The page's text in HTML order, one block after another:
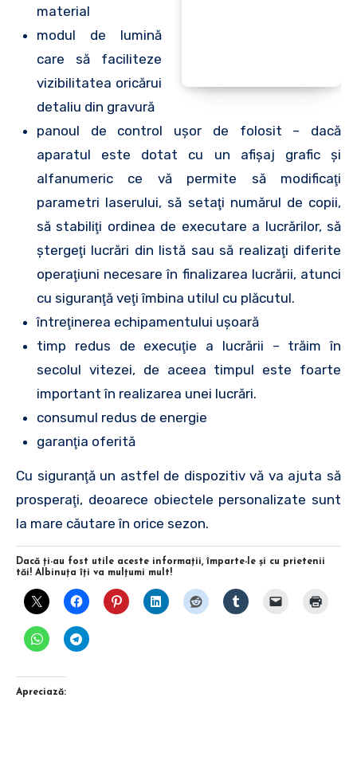
material
modul de lumină
care să faciliteze
vizibilitatea oricărui
detaliu din gravură
panoul de control uşor de folosit – dacă
aparatul este dotat cu un afişaj grafic şi
alfanumeric ce vă permite să modificaţi
parametri laserului, să setaţi numărul de copii,
să stabiliţi ordinea de executare a lucrărilor, să
ştergeţi lucrări din listă sau să realizaţi diferite
operaţiuni necesare în finalizarea lucrării, atunci
cu siguranţă veţi îmbina utilul cu plăcutul.
întreţinerea echipamentului uşoară
timp redus de execuţie a lucrării – trăim în
secolul vitezei, de aceea timpul este foarte
important în realizarea unei lucrări.
consumul redus de energie
garanţia oferită
Cu siguranţă un astfel de dispozitiv vă va ajuta să
prosperaţi, deoarece obiectele personalizate sunt
la mare căutare în orice sezon.
Dacă ţi-au fost utile aceste informaţii, împarte-le şi cu prietenii
tăi! Albinuţa îţi va mulţumi mult!
Apreciază: